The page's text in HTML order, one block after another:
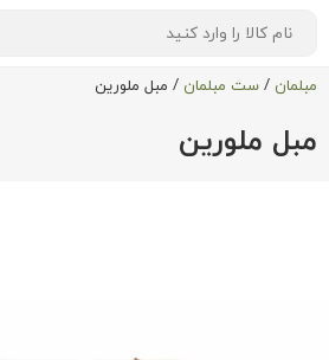
مبلمان / ست مبلمان / مبل ملورین
مبل ملورین